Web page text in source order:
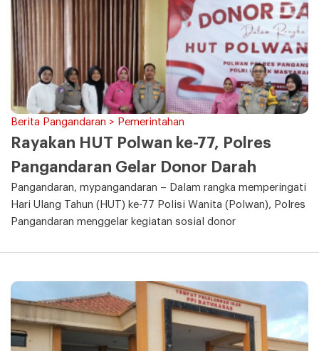
Berita Pangandaran > Pemerintahan
Rayakan HUT Polwan ke-77, Polres
Pangandaran Gelar Donor Darah
Pangandaran, mypangandaran – Dalam rangka memperingati
Hari Ulang Tahun (HUT) ke-77 Polisi Wanita (Polwan), Polres
Pangandaran menggelar kegiatan sosial donor